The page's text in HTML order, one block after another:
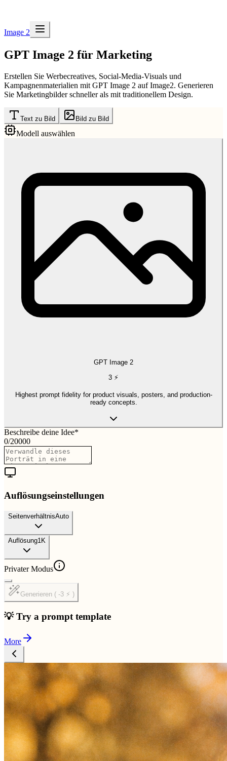
Image 2
GPT Image 2 für Marketing
Erstellen Sie Werbecreatives, Social-Media-Visuals und
Kampagnenmaterialien mit GPT Image 2 auf Image2. Generieren
Sie Marketingbilder schneller als mit traditionellem Design.
Text zu Bild Bild zu Bild
Modell auswählen
GPT Image 2
3 ⚡
Highest prompt fidelity for product visuals, posters, and production-
ready concepts.
Beschreibe deine Idee*
0/20000
Auflösungseinstellungen
SeitenverhältnisAuto
Auflösung1K
Privater Modus
Generieren ( -3 ⚡ )
💡 Try a prompt template
More